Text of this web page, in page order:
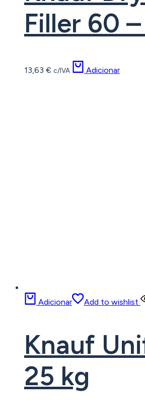
Filler 60
13,63 € c/IVA Adicionar
Adicionar Add to wishlist
Knauf
25 kg